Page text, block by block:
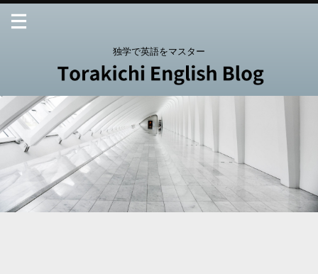
独学で英語をマスター